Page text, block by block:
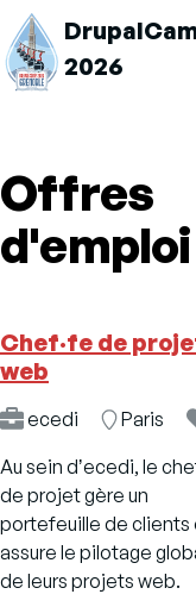
2026
Offres
d'emploi
Chef·fe de
web
ecedi
Paris
Au sein dʼecedi, le
de projet gère un
portefeuille de clients
assure le pilotage
de leurs projets web.